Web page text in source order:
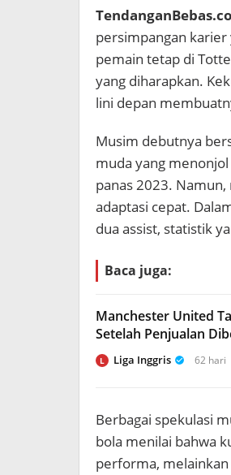
persimpangan
pemain tetap di
yang diharapkan.
lini depan
Musim debutnya
muda yang
panas 2023. Namun,
adaptasi cepat.
dua assist, statistik
Baca juga:
Manchester United
Setelah Penjualan
L Liga Inggris 62 hari
Berbagai spekulasi
bola menilai bahwa
performa,